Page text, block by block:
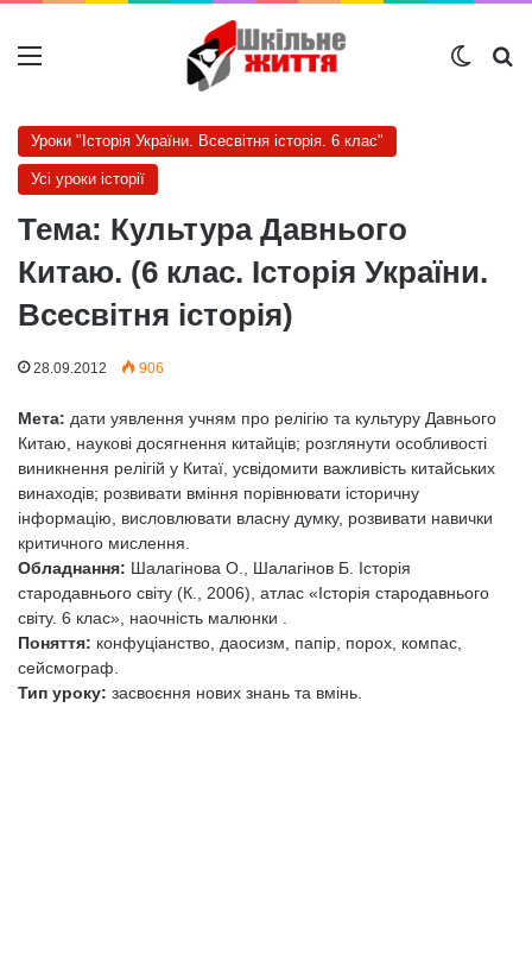
Меню
Уроки "Історія України. Всесвітня історія. 6 клас"
Усі уроки історії
Тема: Культура Давнього
Китаю. (6 клас. Історія України.
Всесвітня історія)
28.09.2012 906
Мета: дати уявлення учням про релігію та культуру Давнього
Китаю, наукові досягнення китайців; розглянути особливості
виникнення релігій у Китаї, усвідомити важливість китайських
винаходів; розвивати вміння порівнювати історичну
інформацію, висловлювати власну думку, розвивати навички
критичного мислення.
Обладнання: Шалагінова О., Шалагінов Б. Історія
стародавнього світу (К., 2006), атлас «Історія стародавнього
світу. 6 клас», наочність малюнки .
Поняття: конфуціанство, даосизм, папір, порох, компас,
сейсмограф.
Тип уроку: засвоєння нових знань та вмінь.